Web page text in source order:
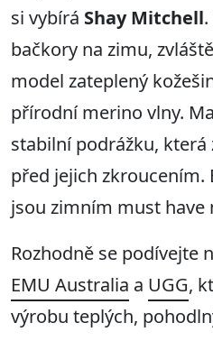
si vybírá Shay Mitchell
bačkory na zimu,
model zateplený
přírodní merino vlny.
stabilní podrážku, která
před jejich zkroucením.
jsou zimním must have
Rozhodně se podívejte
EMU Australia a UGG,
výrobu teplých,